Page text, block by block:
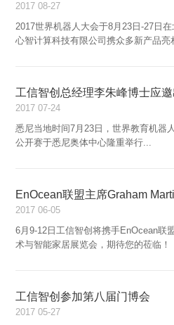
2017 08-27
2017世界机器人大会于8月23日-27日
心智计算科技有限公司携众多新产品亮
2017 07-24
悉尼当地时间7月23日，世界教育机器
公开赛于悉尼奥体中心隆重举行...
EnOcean联盟主席Graham
2017 06-05
6月9-12日工信智创将携手EnOcean联
术与智能家居展览会，期待您的莅临！
工信智创参加第八届门博会
2017 05-27